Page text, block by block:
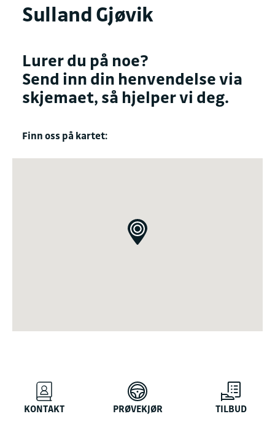
Sulland Gjøvik
Lurer du på noe?
Send inn din henvendelse via
skjemaet, så hjelper vi deg.
Finn oss på kartet:
KONTAKT PRØVEKJØR TILBUD